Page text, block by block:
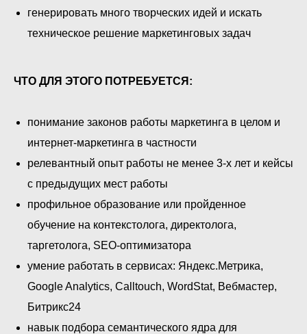
генерировать много творческих идей и искать
техническое решение маркетинговых задач
ЧТО ДЛЯ ЭТОГО ПОТРЕБУЕТСЯ:
понимание законов работы маркетинга в целом и
интернет-маркетинга в частности
релевантный опыт работы не менее 3-х лет и кейсы
с предыдущих мест работы
профильное образование или пройденное
обучение на контекстолога, директолога,
таргетолога, SEO-оптимизатора
умение работать в сервисах: Яндекс.Метрика,
Google Analytics, Calltouch, WordStat, Вебмастер,
Битрикс24
навык подбора семантического ядра для